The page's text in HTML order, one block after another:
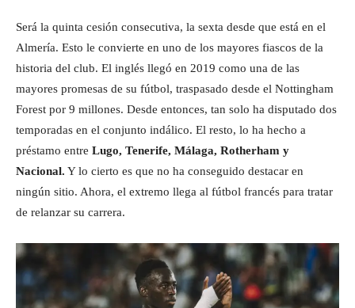
Será la quinta cesión consecutiva, la sexta desde que está en el
Almería. Esto le convierte en uno de los mayores fiascos de la
historia del club. El inglés llegó en 2019 como una de las
mayores promesas de su fútbol, traspasado desde el Nottingham
Forest por 9 millones. Desde entonces, tan solo ha disputado dos
temporadas en el conjunto indálico. El resto, lo ha hecho a
préstamo entre Lugo, Tenerife, Málaga, Rotherham y
Nacional. Y lo cierto es que no ha conseguido destacar en
ningún sitio. Ahora, el extremo llega al fútbol francés para tratar
de relanzar su carrera.